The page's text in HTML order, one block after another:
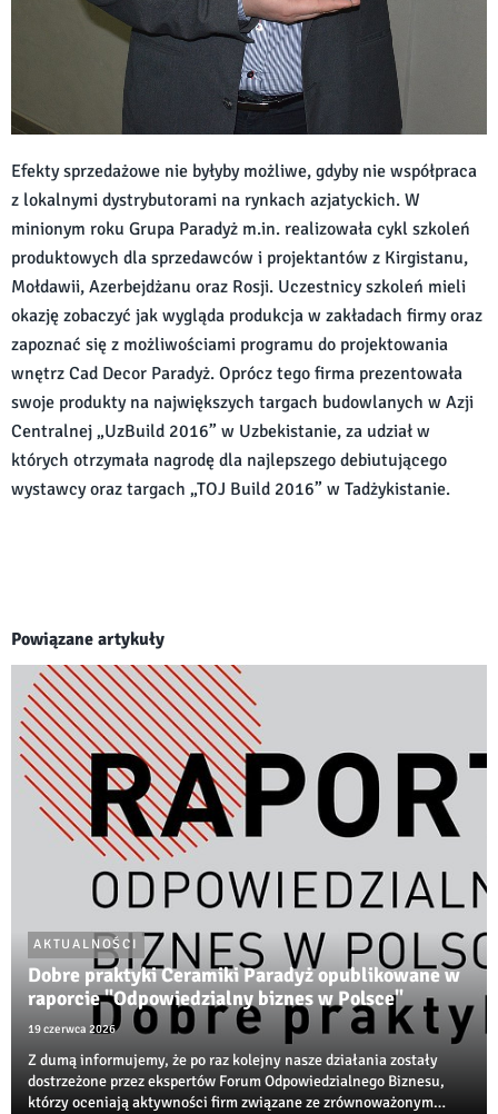
Efekty sprzedażowe nie byłyby możliwe, gdyby nie współpraca
z lokalnymi dystrybutorami na rynkach azjatyckich. W
minionym roku Grupa Paradyż m.in. realizowała cykl szkoleń
produktowych dla sprzedawców i projektantów z Kirgistanu,
Mołdawii, Azerbejdżanu oraz Rosji. Uczestnicy szkoleń mieli
okazję zobaczyć jak wygląda produkcja w zakładach firmy oraz
zapoznać się z możliwościami programu do projektowania
wnętrz Cad Decor Paradyż. Oprócz tego firma prezentowała
swoje produkty na największych targach budowlanych w Azji
Centralnej „UzBuild 2016” w Uzbekistanie, za udział w
których otrzymała nagrodę dla najlepszego debiutującego
wystawcy oraz targach „TOJ Build 2016” w Tadżykistanie.
Powiązane artykuły
AKTUALNOŚCI
Dobre praktyki Ceramiki Paradyż opublikowane w
raporcie "Odpowiedzialny biznes w Polsce"
19 czerwca 2026
Z dumą informujemy, że po raz kolejny nasze działania zostały
dostrzeżone przez ekspertów Forum Odpowiedzialnego Biznesu,
którzy oceniają aktywności firm związane ze zrównoważonym